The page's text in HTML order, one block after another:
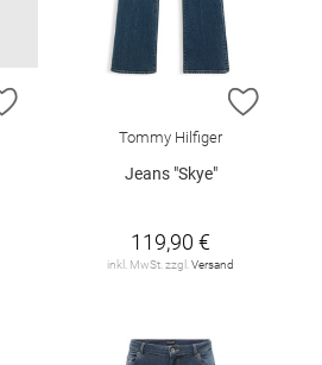
ZUR WUNSCHLISTE HINZUFÜGEN
ZUR
Tommy Hilfiger
Jeans "Skye"
119,90 €
inkl. MwSt. zzgl. Versand